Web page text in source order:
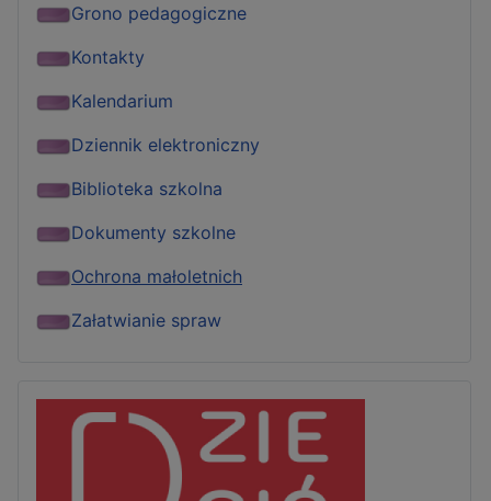
Grono pedagogiczne
Kontakty
Kalendarium
Dziennik elektroniczny
Biblioteka szkolna
Dokumenty szkolne
Ochrona małoletnich
Załatwianie spraw